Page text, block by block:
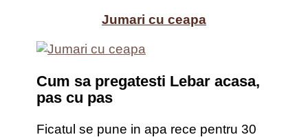
Jumari cu ceapa
Cum sa pregatesti Lebar acasa,
pas cu pas
Ficatul se pune in apa rece pentru 30